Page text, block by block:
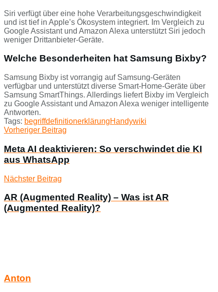
Siri verfügt über eine hohe Verarbeitungsgeschwindigkeit
und ist tief in Apple’s Ökosystem integriert. Im Vergleich zu
Google Assistant und Amazon Alexa unterstützt Siri jedoch
weniger Drittanbieter-Geräte.
Welche Besonderheiten hat Samsung Bixby?
Samsung Bixby ist vorrangig auf Samsung-Geräten
verfügbar und unterstützt diverse Smart-Home-Geräte über
Samsung SmartThings. Allerdings liefert Bixby im Vergleich
zu Google Assistant und Amazon Alexa weniger intelligente
Antworten.
Tags: begriffdefinitionerklärungHandywiki
Vorheriger Beitrag
Meta AI deaktivieren: So verschwindet die KI
aus WhatsApp
Nächster Beitrag
AR (Augmented Reality) – Was ist AR
(Augmented Reality)?
Anton